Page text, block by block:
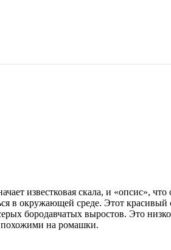
известковая скала, и «опсис»,
в окружающей среде. Этот
бородавчатых выростов. Это
похожими на ромашки.